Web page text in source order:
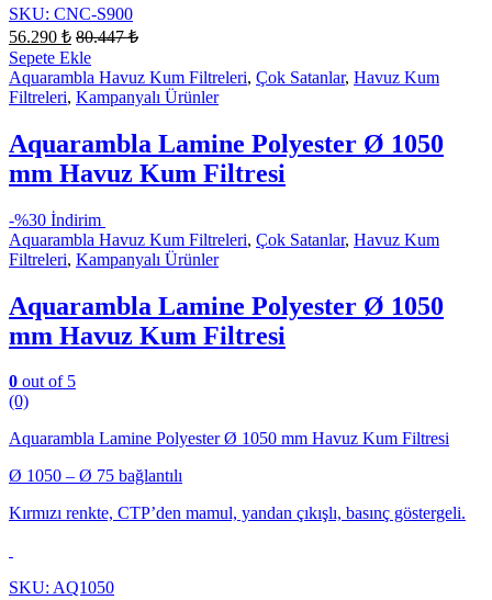
SKU: CNC-S900
56.290 ₺ 80.447₺
Sepete Ekle
Aquarambla Havuz Kum Filtreleri, Çok Satanlar, Havuz Kum
Filtreleri, Kampanyalı Ürünler
Aquarambla Lamine Polyester Ø 1050
mm Havuz Kum Filtresi
-%30 İndirim
Aquarambla Havuz Kum Filtreleri, Çok Satanlar, Havuz Kum
Filtreleri, Kampanyalı Ürünler
Aquarambla Lamine Polyester Ø 1050
mm Havuz Kum Filtresi
0 out of 5
(0)
Aquarambla Lamine Polyester Ø 1050 mm Havuz Kum Filtresi
Ø 1050 – Ø 75 bağlantılı
Kırmızı renkte, CTP’den mamul, yandan çıkışlı, basınç göstergeli.
SKU: AQ1050